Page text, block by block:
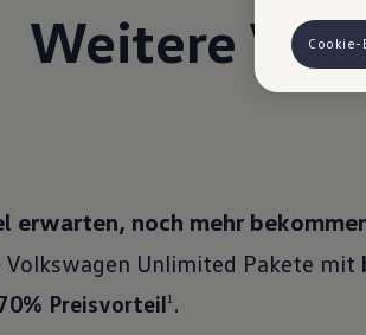
Weitere
erwarten, noch mehr
Volkswagen Unlimited Pakete mit
Preisvorteil1 .
finden
Hinweis
Cookie-